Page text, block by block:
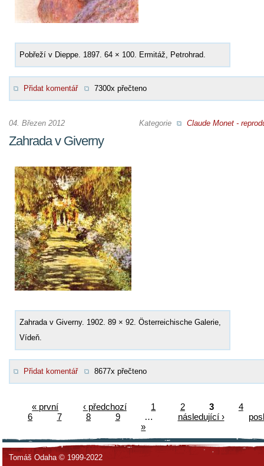
Pobřeží v Dieppe. 1897. 64 × 100. Ermitáž, Petrohrad.
Přidat komentář 7300x přečteno
Kategorie Claude Monet -
04. Březen 2012
Zahrada v Giverny
Zahrada v Giverny. 1902. 89 × 92. Österreichische Galerie,
Vídeň.
Přidat komentář 8677x přečteno
« první ‹ předchozí 1 2 3
4
6
7 8 9 … následující ›
»
Tomáš Odaha © 1999-2022